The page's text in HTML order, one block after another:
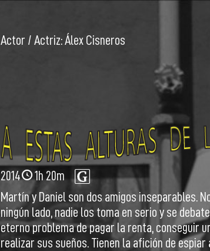
Actor / Actriz:Álex Cisneros
2014
1h 20m
Martín y Daniel son dos amigos inseparables.
ningún lado, nadie los toma en serio y se
eterno problema de pagar la renta, conseguir
realizar sus sueños. Tienen la afición de espiar